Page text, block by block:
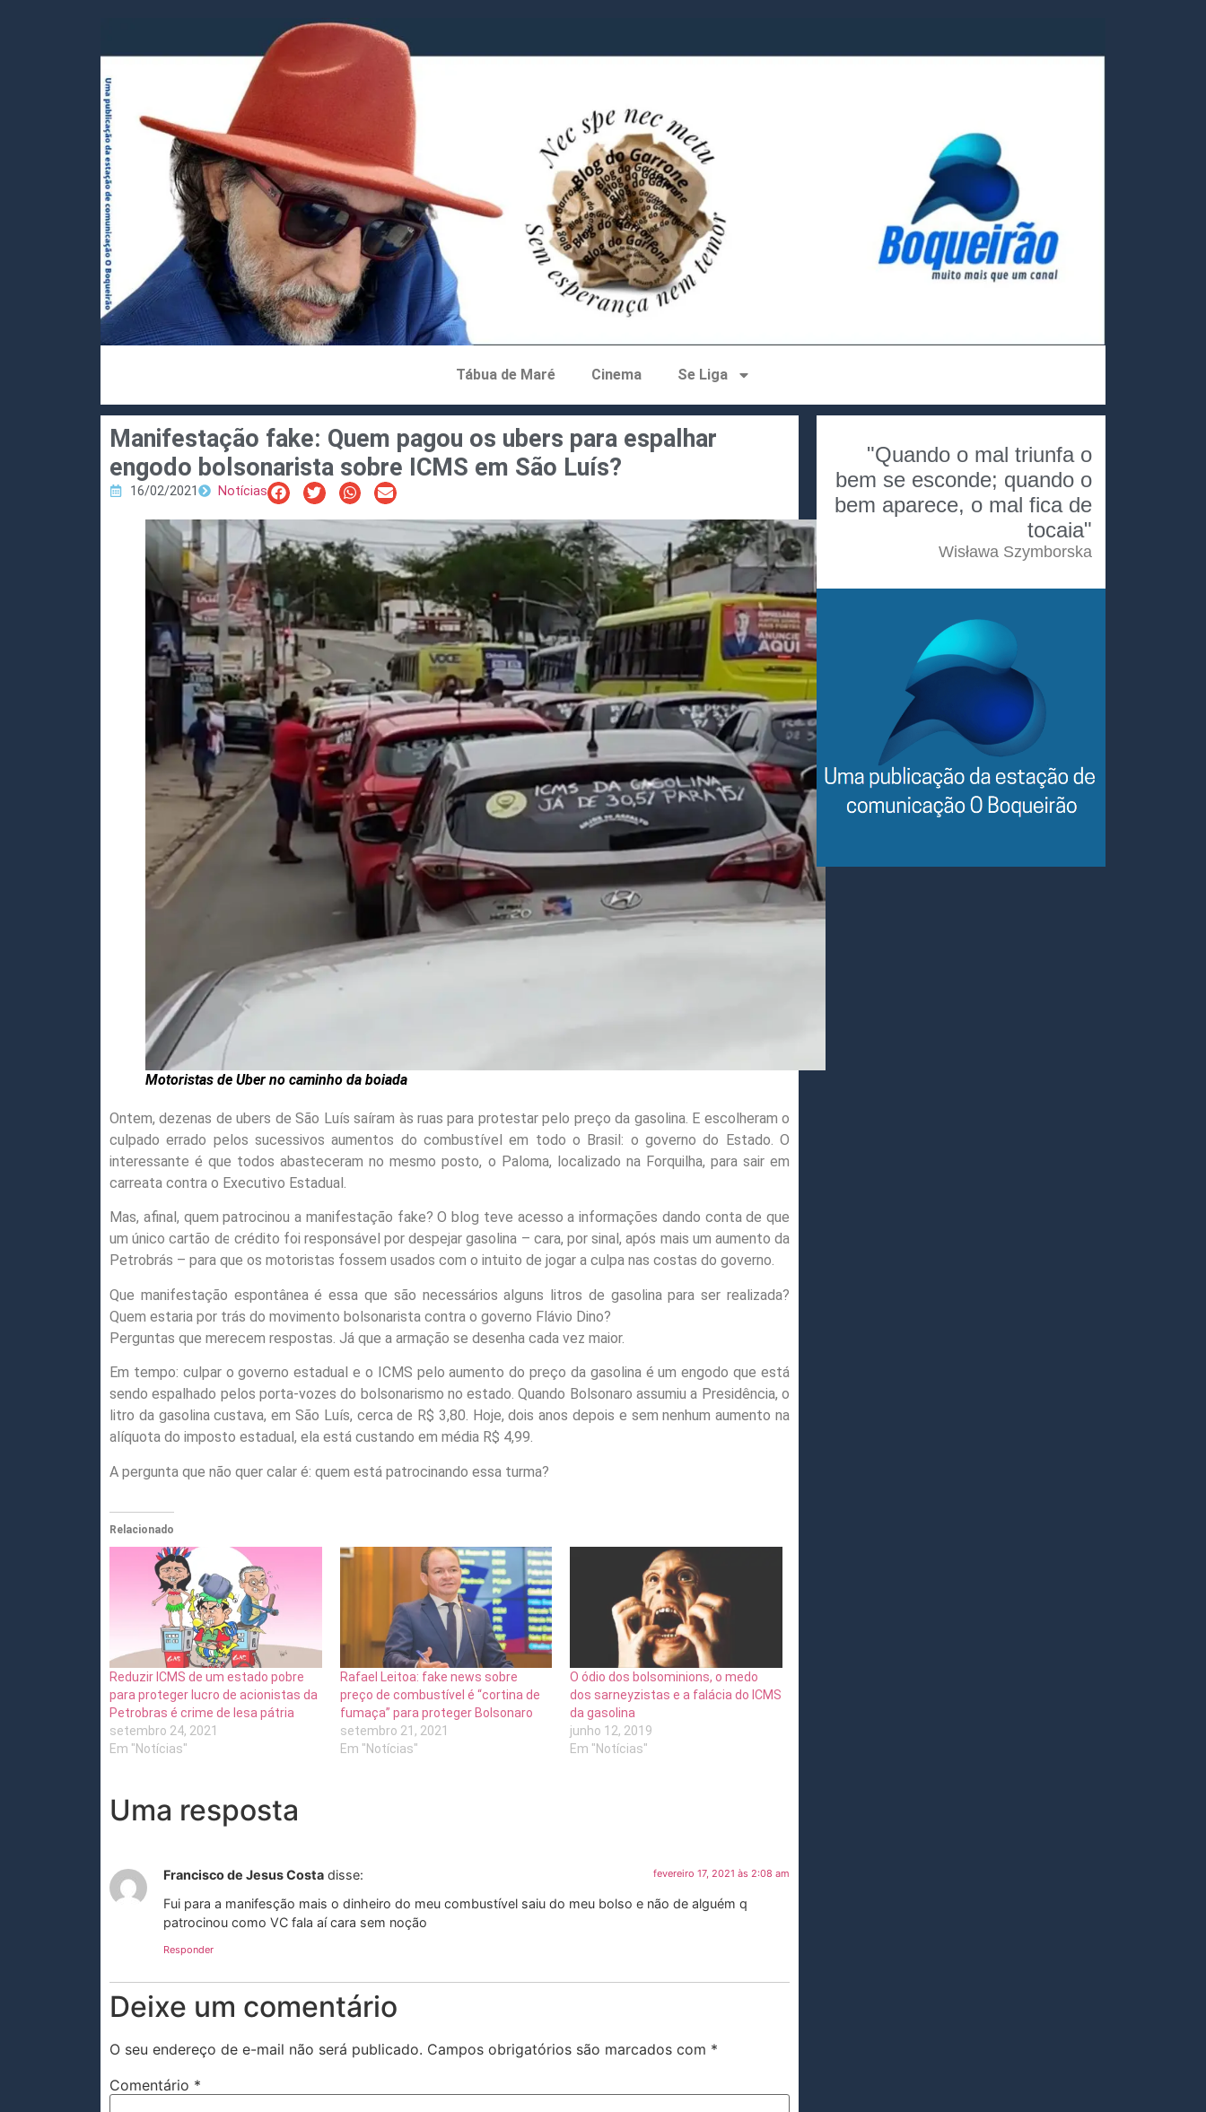
Tábua de Maré Cinema Se Liga
Manifestação fake: Quem pagou os ubers para espalhar
engodo bolsonarista sobre ICMS em São Luís?
16/02/2021 Notícias
Motoristas de Uber no caminho da boiada
Ontem, dezenas de ubers de São Luís saíram às ruas para protestar pelo preço da gasolina. E escolheram o
culpado errado pelos sucessivos aumentos do combustível em todo o Brasil: o governo do Estado. O
interessante é que todos abasteceram no mesmo posto, o Paloma, localizado na Forquilha, para sair em
carreata contra o Executivo Estadual.
Mas, afinal, quem patrocinou a manifestação fake? O blog teve acesso a informações dando conta de que
um único cartão de crédito foi responsável por despejar gasolina – cara, por sinal, após mais um aumento da
Petrobrás – para que os motoristas fossem usados com o intuito de jogar a culpa nas costas do governo.
Que manifestação espontânea é essa que são necessários alguns litros de gasolina para ser realizada?
Quem estaria por trás do movimento bolsonarista contra o governo Flávio Dino?
Perguntas que merecem respostas. Já que a armação se desenha cada vez maior.
Em tempo: culpar o governo estadual e o ICMS pelo aumento do preço da gasolina é um engodo que está
sendo espalhado pelos porta-vozes do bolsonarismo no estado. Quando Bolsonaro assumiu a Presidência, o
litro da gasolina custava, em São Luís, cerca de R$ 3,80. Hoje, dois anos depois e sem nenhum aumento na
alíquota do imposto estadual, ela está custando em média R$ 4,99.
A pergunta que não quer calar é: quem está patrocinando essa turma?
Relacionado
Reduzir ICMS de um estado pobre
para proteger lucro de acionistas da
Petrobras é crime de lesa pátria
setembro 24, 2021
Em "Notícias"
Rafael Leitoa: fake news sobre
preço de combustível é “cortina de
fumaça” para proteger Bolsonaro
setembro 21, 2021
Em "Notícias"
O ódio dos bolsominions, o medo
dos sarneyzistas e a falácia do ICMS
da gasolina
junho 12, 2019
Em "Notícias"
Uma resposta
Francisco de Jesus Costa disse: fevereiro 17, 2021 às 2:08 am
Fui para a manifesção mais o dinheiro do meu combustível saiu do meu bolso e não de alguém q
patrocinou como VC fala aí cara sem noção
Responder
Deixe um comentário
O seu endereço de e-mail não será publicado. Campos obrigatórios são marcados com *
Comentário *
"Quando o mal triunfa o
bem se esconde; quando o
bem aparece, o mal fica de
tocaia"
Wisława Szymborska